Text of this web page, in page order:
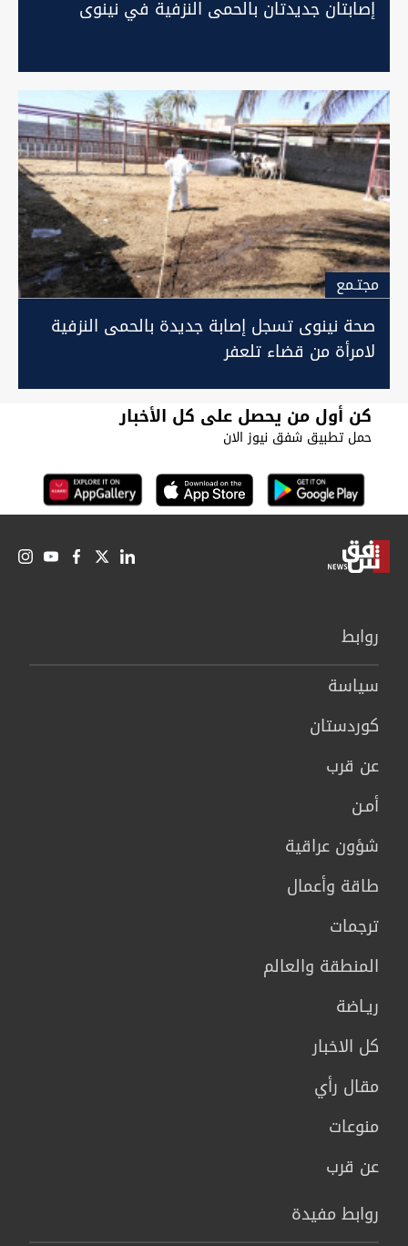
إصابتان جديدتان بالحمى النزفية في نينوى
مجتـمع
صحة نينوى تسجل إصابة جديدة بالحمى النزفية
لامرأة من قضاء تلعفر
كن أول من يحصل على كل الأخبار
حمل تطبيق شفق نيوز الان
روابط
سیاسة
كوردستان
عن قرب
أمـن
شؤون عراقية
طاقة وأعمال
ترجمات
المنطقة والعالم
ريـاضة
كل الاخبار
مقال رأي
منوعات
عن قرب
روابط مفيدة